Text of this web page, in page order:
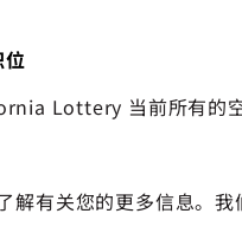
Lottery 当前所有的
有关您的更多信息。